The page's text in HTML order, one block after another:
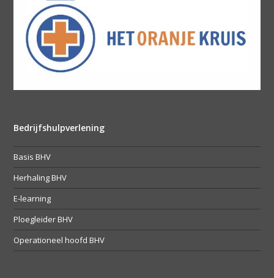
Bedrijfshulpverlening
Basis BHV
Herhaling BHV
E-learning
Ploegleider BHV
Operationeel hoofd BHV